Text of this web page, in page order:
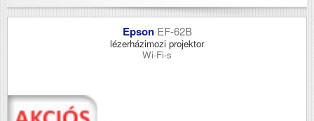
Epson EF-62B
lézerházimozi projektor
Wi-Fi-s